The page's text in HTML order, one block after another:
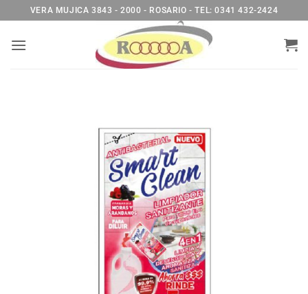
al
contenido
VERA MUJICA 3843 - 2000 - ROSARIO - TEL: 0341 432-2424